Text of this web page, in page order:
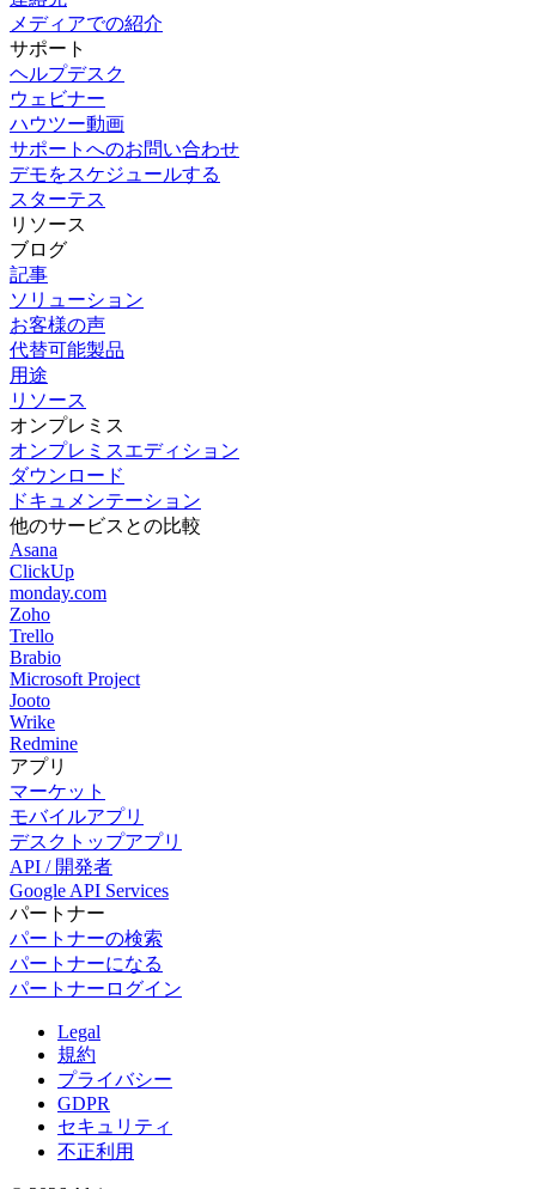
メディアでの紹介
サポート
ヘルプデスク
ウェビナー
ハウツー動画
サポートへのお問い合わせ
デモをスケジュールする
スターテス
リソース
ブログ
記事
ソリューション
お客様の声
代替可能製品
用途
リソース
オンプレミス
オンプレミスエディション
ダウンロード
ドキュメンテーション
他のサービスとの比較
Asana
ClickUp
monday.com
Zoho
Trello
Brabio
Microsoft Project
Jooto
Wrike
Redmine
アプリ
マーケット
モバイルアプリ
デスクトップアプリ
API / 開発者
Google API Services
パートナー
パートナーの検索
パートナーになる
パートナーログイン
Legal
規約
プライバシー
GDPR
セキュリティ
不正利用